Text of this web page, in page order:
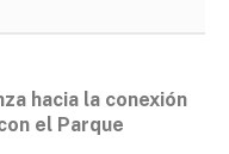
hacia la conexión
el Parque